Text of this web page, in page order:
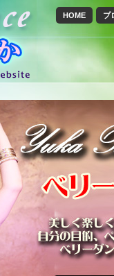
プ
HOME